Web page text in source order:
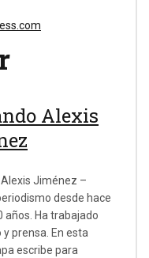
Alexis
Alexis Jiménez –
desde hace
años. Ha trabajado
y prensa. En esta
escribe para